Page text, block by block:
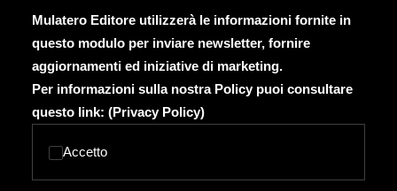
Mulatero Editore utilizzerà le informazioni fornite in
questo modulo per inviare newsletter, fornire
aggiornamenti ed iniziative di marketing.
Per informazioni sulla nostra Policy puoi consultare
questo link: (Privacy Policy)
Accetto